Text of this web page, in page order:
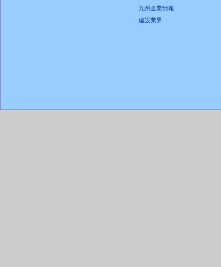
九州企業情報
建設業界